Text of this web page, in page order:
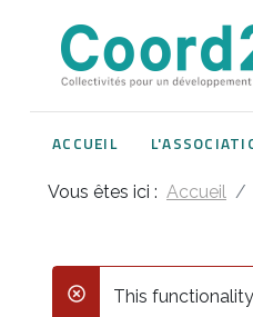
ACCUEIL
Vous êtes ici : Accueil
This
Développement durable et
Implémentation locale de
Assemblées générales
2021
2022
2023
Lettres d'informations
Rencontres thématiques
Documents